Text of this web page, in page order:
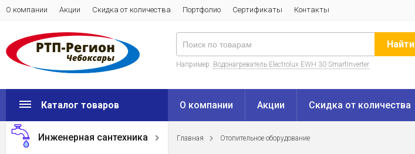
О компании Акции Скидка от количества Портфолио Сертификаты Контакты
Найти
Например: Водонагреватель Electrolux EWH 30 SmartInverter
Каталог товаров
Инженерная сантехника
О компании Акции Скидка от количества
Главная Отопительное оборудование